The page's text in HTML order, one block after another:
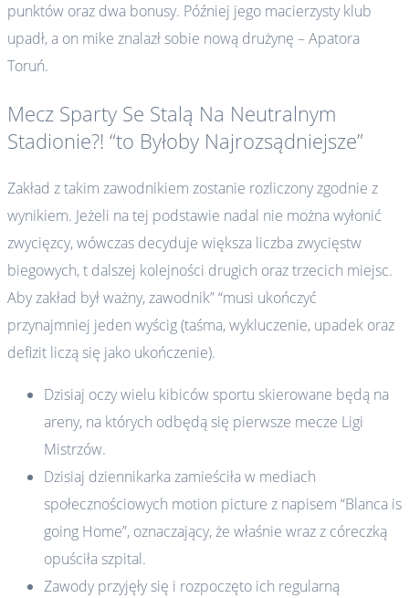
punktów oraz dwa bonusy. Później jego macierzysty klub
upadł, a on mike znalazł sobie nową drużynę – Apatora
Toruń.
Mecz Sparty Se Stalą Na Neutralnym
Stadionie?! “to Byłoby Najrozsądniejsze”
Zakład z takim zawodnikiem zostanie rozliczony zgodnie z
wynikiem. Jeżeli na tej podstawie nadal nie można wyłonić
zwycięzcy, wówczas decyduje większa liczba zwycięstw
biegowych, t dalszej kolejności drugich oraz trzecich miejsc.
Aby zakład był ważny, zawodnik” “musi ukończyć
przynajmniej jeden wyścig (taśma, wykluczenie, upadek oraz
defizit liczą się jako ukończenie).
Dzisiaj oczy wielu kibiców sportu skierowane będą na
areny, na których odbędą się pierwsze mecze Ligi
Mistrzów.
Dzisiaj dziennikarka zamieściła w mediach
społecznościowych motion picture z napisem “Blanca is
going Home”, oznaczający, że właśnie wraz z córeczką
opuściła szpital.
Zawody przyjęły się i rozpoczęto ich regularną